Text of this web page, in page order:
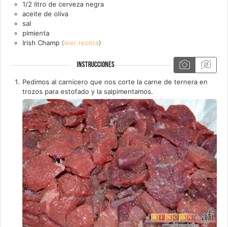
1/2 litro de cerveza negra
aceite de oliva
sal
pimienta
Irish Champ (leer receta)
INSTRUCCIONES
Pedimos al carnicero que nos corte la carne de ternera en
trozos para estofado y la salpimentamos.